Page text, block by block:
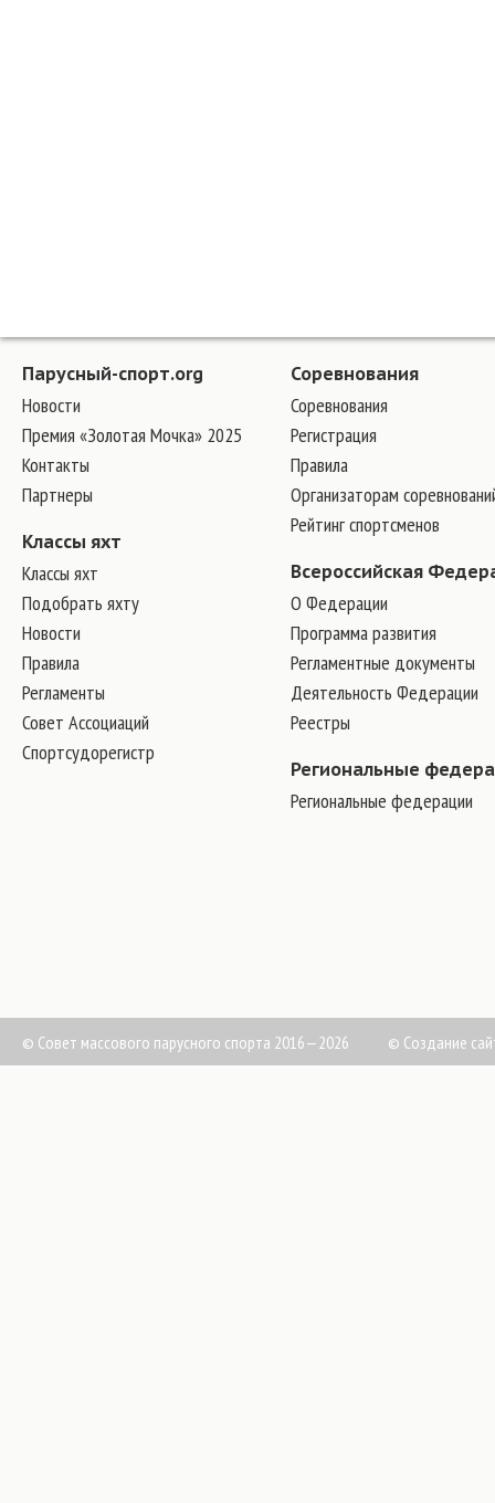
Парусный-спорт.org
Новости
Премия «Золотая Мочка» 2025
Контакты
Партнеры
Классы яхт
Классы яхт
Подобрать яхту
Новости
Правила
Регламенты
Совет Ассоциаций
Спортсудорегистр
Соревнования
Соревнования
Регистрация
Правила
Организаторам
Рейтинг спортсменов
Всероссийская
О Федерации
Программа развития
Регламентные документы
Деятельность Федерации
Реестры
Региональные
Региональные федерации
© Совет массового парусного спорта 2016—2026 © Создание